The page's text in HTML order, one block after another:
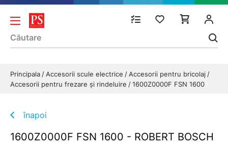
Principala Accesorii scule electrice
Accesorii pentru bricolaj
Accesorii pentru frezare și rindeluire
1600Z0000F FSN 1600
înapoi
1600Z0000F FSN 1600 - ROBERT BOSCH